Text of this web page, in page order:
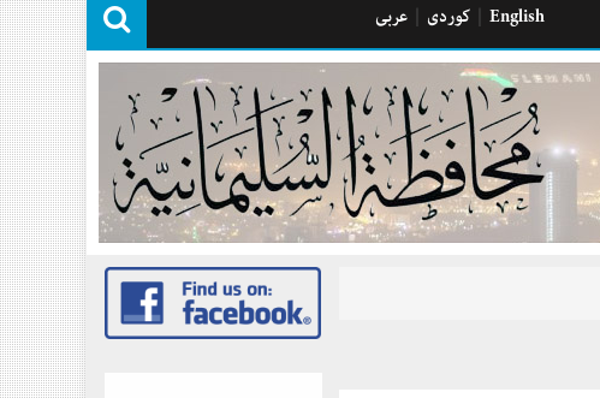
كوردی عربی English